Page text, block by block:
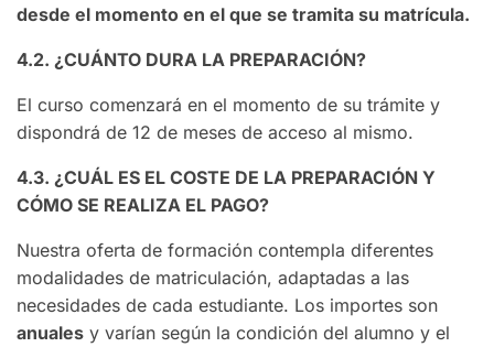
desde el momento en el que se tramita su matrícula.
4.2. ¿CUÁNTO DURA LA PREPARACIÓN?
El curso comenzará en el momento de su trámite y
dispondrá de 12 de meses de acceso al mismo.
4.3. ¿CUÁL ES EL COSTE DE LA PREPARACIÓN Y
CÓMO SE REALIZA EL PAGO?
Nuestra oferta de formación contempla diferentes
modalidades de matriculación, adaptadas a las
necesidades de cada estudiante. Los importes son
anuales y varían según la condición del alumno y el